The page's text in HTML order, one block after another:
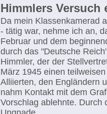
Himmlers Versuch
Da mein Klassenkamerad
- tätig war, nehme ich an,
Februar und dem
durch das "Deutsche
Himmler, der der
März 1945 einen
Alliierten, den Engländern
nahm Kontakt mit dem
Vorschlag ablehnte. Durch